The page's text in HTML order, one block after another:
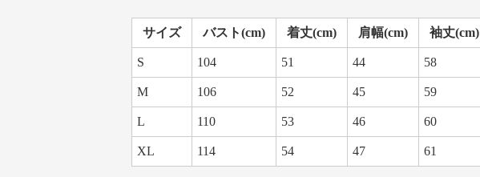
サイズ バスト(cm) 着丈(cm) 肩幅(cm) 袖丈(cm)
S 104 51 44 58
M 106 52 45 59
L 110 53 46 60
XL 114 54 47 61